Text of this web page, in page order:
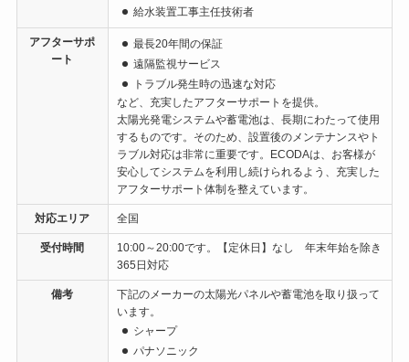
給水装置工事主任技術者
アフターサポ
ート
最長20年間の保証
遠隔監視サービス
トラブル発生時の迅速な対応
など、充実したアフターサポートを提供。
太陽光発電システムや蓄電池は、長期にわたって使用
するものです。そのため、設置後のメンテナンスやト
ラブル対応は非常に重要です。ECODAは、お客様が
安心してシステムを利用し続けられるよう、充実した
アフターサポート体制を整えています。
対応エリア 全国
受付時間
10:00～20:00です。【定休日】なし 年末年始を除き
365日対応
備考
下記のメーカーの太陽光パネルや蓄電池を取り扱って
います。
シャープ
パナソニック